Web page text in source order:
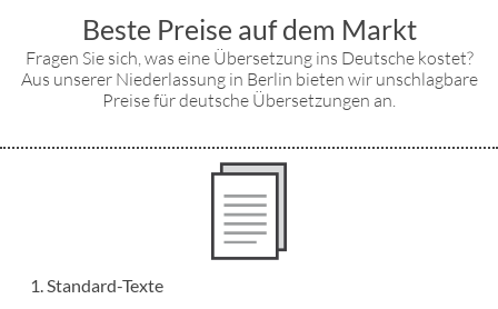
Beste Preise auf dem Markt
Fragen Sie sich, was eine Übersetzung ins Deutsche kostet?
Aus unserer Niederlassung in Berlin bieten wir unschlagbare
Preise für deutsche Übersetzungen an.
1. Standard-Texte